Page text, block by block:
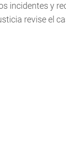
incidentes y
revise el